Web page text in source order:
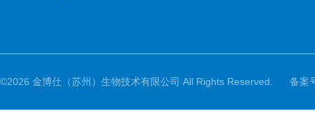
©2026 金博仕（苏州）生物技术有限公司 All Rights Reserved. 备案